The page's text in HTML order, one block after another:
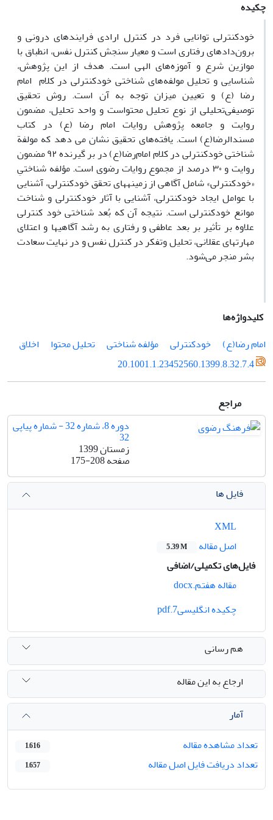
چکیده
خودکنترلی توانایی فرد در کنترل ارادی فرایندهای درونی و
برون‌دادهای رفتاری است و معیار سنجش کنترل نفس، انطباق با
موازین شرع و آموزه‌های الهی است. هدف از این پژوهش،
شناسایی و تحلیل مولفه‌های شناختی خودکنترلی در کلام امام‌
رضا (ع) و تعیین میزان توجه به آن است. روش تحقیق
توصیفی‌تحلیلی از نوع تحلیل محتواست و واحد تحلیل، مضمون
روایت و جامعه پژوهش روایات امام رضا (ع) در کتاب
مسندالرضا(ع) است. یافته‌های تحقیق نشان می دهد که مولفة
شناختی خودکنترلی در کلام امام‌رضا(ع) در بر گیرنده ۹۲ مضمون
روایت و ۳۰ درصد از مجموع روایات رضوی است. مؤلفه شناختیِ
«خودکنترلی» شامل آگاهی از زمینه­های تحقق خودکنترلی، آشنایی
با عوامل ایجاد خودکنترلی، آشنایی با آثار خودکنترلی و شناخت
موانع خودکنترلی است. نتیجه آن که بُعد شناختی خود کنترلی
علاوه بر تأثیر بر بعد عاطفی و رفتاری به رشد آگاهی­ها و اعتلای
مهارت­های عقلانی، تحلیل وتفکر در کنترل نفس و در نهایت سعادت
بشر منجر می‌شود.
کلیدواژه‌ها
امام رضا(ع)
خودکنترلی مؤلفه شناختی تحلیل محتوا
اخلاق
20.1001.1.23452560.1399.8.32.7.4
مراجع
دوره 8، شماره 32 - شماره پیاپی
32
زمستان 1399
صفحه175-208
فایل ها
اصل مقاله
5.39 M
فایل‌های تکمیلی/اضافی
مقاله هفتم.docx
چکیده انگلیسی7.pdf
هم رسانی
ارجاع به این مقاله
آمار
تعداد مشاهده مقاله
1,616
تعداد دریافت فایل اصل مقاله 1,657